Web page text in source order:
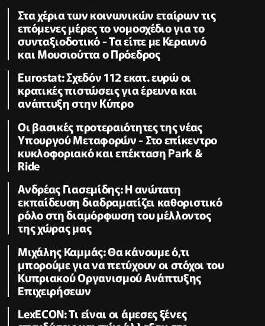
Στα χέρια των κοινωνικών εταίρων τις
επόμενες μέρες το νομοσχέδιο για το
συνταξιοδοτικό - Τα είπε με Κεραυνό
και Μουσιούττα ο Πρόεδρος
Eurostat: Σχεδόν 112 εκατ. ευρώ οι
κρατικές πιστώσεις για έρευνα και
ανάπτυξη στην Κύπρο
Οι βασικές προτεραιότητες της νέας
Υπουργού Μεταφορών - Στο επίκεντρο
κυκλοφοριακό και επέκταση Park &
Ride
Ανδρέας Γιασεμίδης: Η ανώτατη
εκπαίδευση διαδραματίζει καθοριστικό
ρόλο στη διαμόρφωση του μέλλοντος
της χώρας μας
Μιχάλης Καμμάς: Θα κάνουμε ό,τι
μπορούμε για να πετύχουν οι στόχοι του
Κυπριακού Οργανισμού Ανάπτυξης
Επιχειρήσεων
LexECON: Τι είναι οι άμεσες ξένες